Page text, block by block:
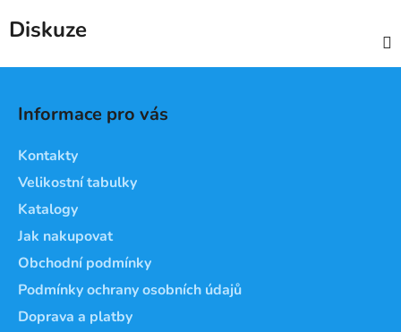
Diskuze
Informace pro vás
Kontakty
Velikostní tabulky
Katalogy
Jak nakupovat
Obchodní podmínky
Podmínky ochrany osobních údajů
Doprava a platby